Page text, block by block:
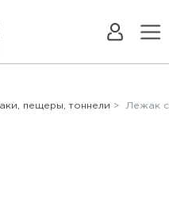
пещеры, тоннели > Лежак с